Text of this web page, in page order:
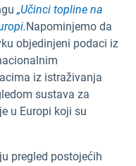
„Učinci topline na
Napominjemo da
objedinjeni podaci iz
iz istraživanja
sustava za
u Europi koji su
pregled postojećih